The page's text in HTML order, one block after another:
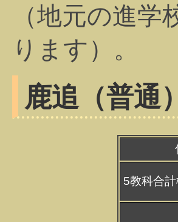
（地元の進
ります）。
鹿追（普通）
5教科合